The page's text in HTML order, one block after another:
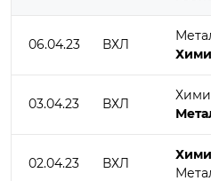
06.04.23 ВХЛ
03.04.23 ВХЛ
02.04.23 ВХЛ